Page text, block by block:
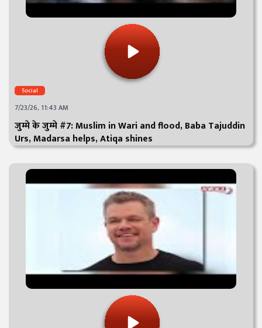
Social
7/23/26, 11:43 AM
जुम्मे के जुम्मे #7: Muslim in Wari and flood, Baba Tajuddin
Urs, Madarsa helps, Atiqa shines